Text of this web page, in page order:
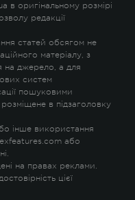
в оригінальному розмірі
редакції
статей обсягом не
матеріалу, з
на джерело, а для
систем
пошуковими
в підзаголовку
інше використання
або
на правах реклами.
цієї